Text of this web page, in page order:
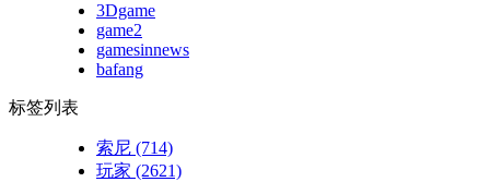
3Dgame
game2
gamesinnews
bafang
标签列表
索尼 (714)
玩家 (2621)